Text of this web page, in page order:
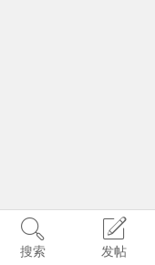
搜索 发帖